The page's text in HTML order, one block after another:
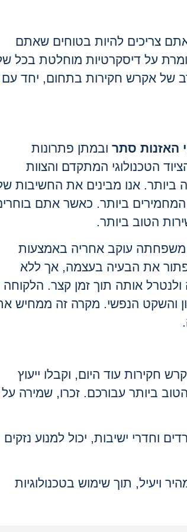
צריכים להיות בטוחים שאתם
על דיסקרטיות מוחלטת בכל
של אקרש חקירות בתחום, יחד עם
האזנות סתר ובמתן פתרונות
הטכנולוגי המתקדם והצוות
ביותר. אנו מבינים את החשיבות
המחמירים ביותר. כאשר אתם
הטוב ביותר.
משפחתה עוקב אחריה באמצעות
את הבעיה בעצמה, אך ללא
אותה תוך זמן קצר. הלקוחה
והשקט הנפשי. מקרה זה ממחיש
עוד היום, וקבלו ייעוץ
ביותר עבורכם. זכרו, שמירה על
וחדרי ישיבות, יכול למנוע נזקים
ויעיל, תוך שימוש בטכנולוגיות